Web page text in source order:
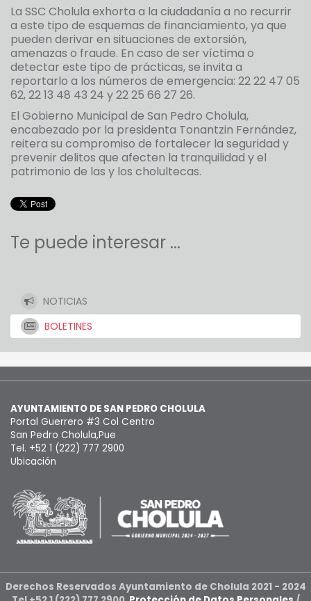
La SSC Cholula exhorta a la ciudadanía a no recurrir
a este tipo de esquemas de financiamiento, ya que
pueden derivar en situaciones de extorsión,
amenazas o fraude. En caso de ser víctima o
detectar este tipo de prácticas, se invita a
reportarlo a los números de emergencia: 22 22 47 05
62, 22 13 48 43 24 y 22 25 66 27 26.
El Gobierno Municipal de San Pedro Cholula,
encabezado por la presidenta Tonantzin Fernández,
reitera su compromiso de fortalecer la seguridad y
prevenir delitos que afecten la tranquilidad y el
patrimonio de las y los cholultecas.
Te puede interesar ...
NOTICIAS
BOLETINES
AYUNTAMIENTO DE SAN PEDRO CHOLULA
Portal Guerrero #3 Col Centro
San Pedro Cholula,Pue
Tel. +52 1 (222) 777 2900
Ubicación
Derechos Reservados Ayuntamiento de Cholula 2021 - 2024